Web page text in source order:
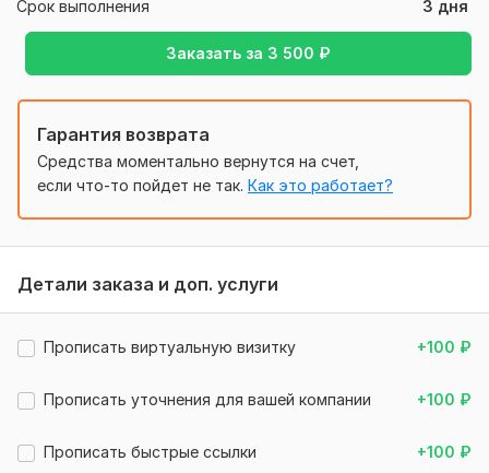
Срок выполнения
3 дня
Заказать за 3 500 ₽
Гарантия возврата
Средства моментально вернутся на счет,
если что-то пойдет не так. Как это работает?
Детали заказа и доп. услуги
Прописать виртуальную визитку +100 ₽
Прописать уточнения для вашей компании +100 ₽
Прописать быстрые ссылки +100 ₽